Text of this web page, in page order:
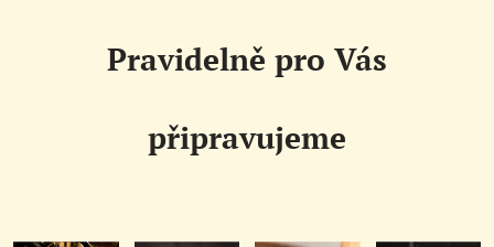
Pravidelně pro Vás
připravujeme